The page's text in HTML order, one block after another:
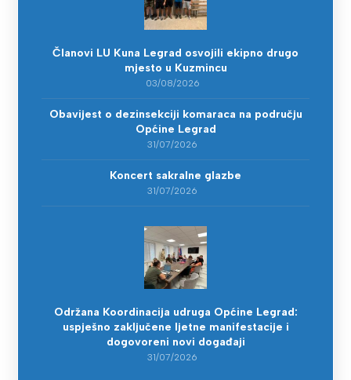
Članovi LU Kuna Legrad osvojili ekipno drugo
mjesto u Kuzmincu
03/08/2026
Obavijest o dezinsekciji komaraca na području
Općine Legrad
31/07/2026
Koncert sakralne glazbe
31/07/2026
Održana Koordinacija udruga Općine Legrad:
uspješno zaključene ljetne manifestacije i
dogovoreni novi događaji
31/07/2026